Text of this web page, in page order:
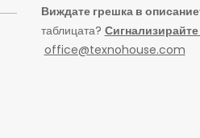
Виждате грешка в
таблицата?
office@texnohouse.com